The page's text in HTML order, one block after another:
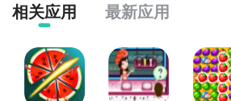
相关应用 最新应用